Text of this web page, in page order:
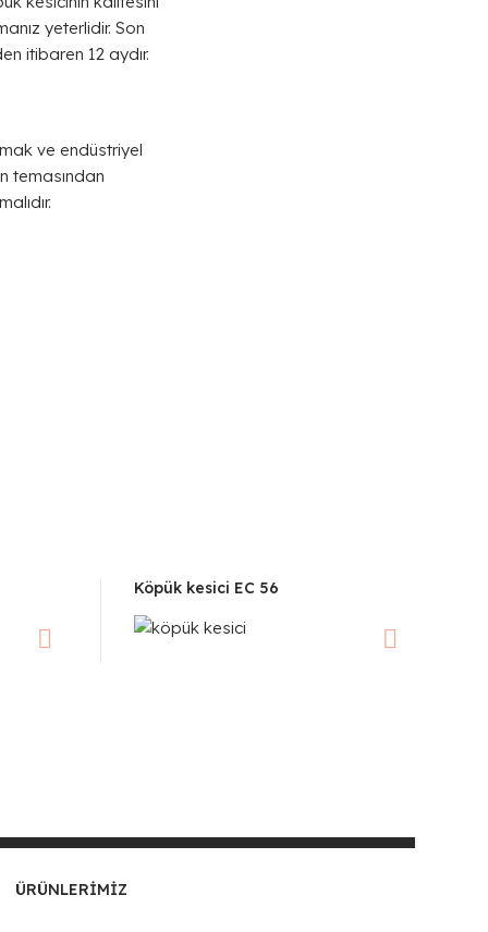
yeterlidir. Son
itibaren 12 aydır.
ve endüstriyel
temasından
Köpük kesici EC 56
ÜRÜNLERIMIZ